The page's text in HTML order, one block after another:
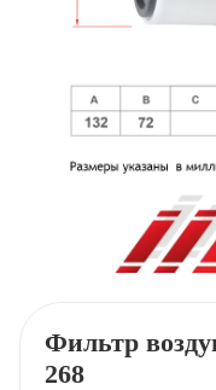
Фильтр
268